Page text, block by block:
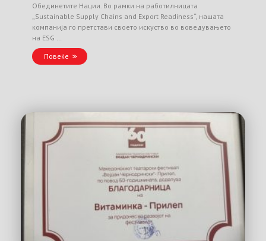
Обединетите Нации. Во рамки на работилницата
„Sustainable Supply Chains and Export Readiness“, нашата
компанија го претстави своето искуство во воведувањето
на ESG …
Повеќе